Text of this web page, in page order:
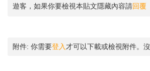
遊客，如果你要檢視本貼文隱藏內容請回覆
附件: 你需要登入 才可以下載或檢視附件。